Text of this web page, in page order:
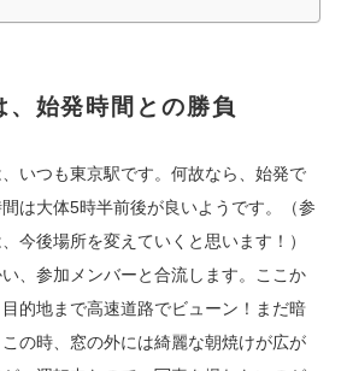
、始発時間との勝負
いつも東京駅です。何故なら、始発で
は大体5時半前後が良いようです。（参
今後場所を変えていくと思います！）
、参加メンバーと合流します。ここか
的地まで高速道路でビューン！まだ暗
の時、窓の外には綺麗な朝焼けが広が